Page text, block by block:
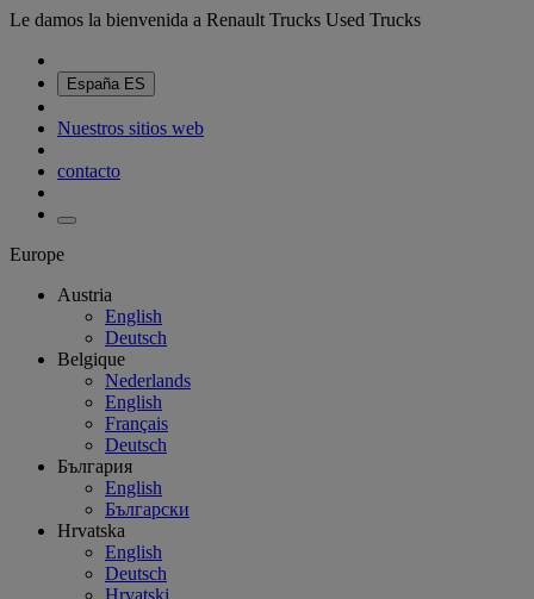
Le damos la bienvenida a Renault Trucks Used Trucks
España ES
Nuestros sitios web
contacto
Europe
Austria
English
Deutsch
Belgique
Nederlands
English
Français
Deutsch
България
English
Български
Hrvatska
English
Deutsch
Hrvatski